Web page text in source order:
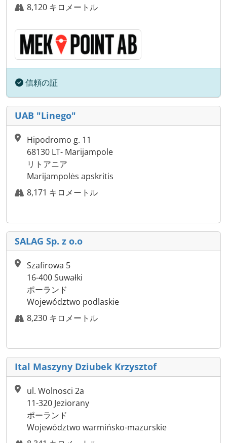
8,120 キロメートル
信頼の証
UAB "Linego"
Hipodromo g. 11
68130 LT- Marijampole
リトアニア
Marijampolės apskritis
8,171 キロメートル
SALAG Sp. z o.o
Szafirowa 5
16-400 Suwałki
ポーランド
Województwo podlaskie
8,230 キロメートル
Ital Maszyny Dziubek Krzysztof
ul. Wolnosci 2a
11-320 Jeziorany
ポーランド
Województwo warmińsko-mazurskie